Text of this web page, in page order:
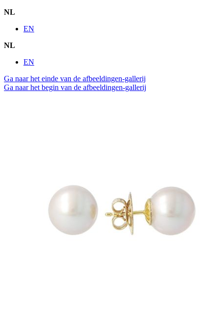
NL
EN
NL
EN
Ga naar het einde van de afbeeldingen-gallerij
Ga naar het begin van de afbeeldingen-gallerij